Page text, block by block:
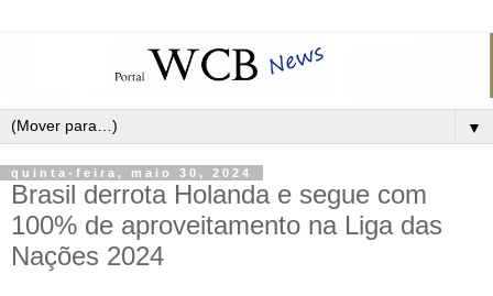
▼
quinta-feira, maio 30, 2024
Brasil derrota Holanda e segue com
100% de aproveitamento na Liga das
Nações 2024